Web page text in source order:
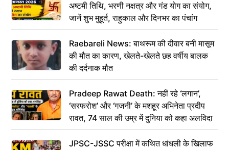
अष्टमी तिथि, भरणी नक्षत्र और गंड योग का संयोग,
जानें शुभ मुहूर्त, राहुकाल और दिनभर का पंचांग
Raebareli News: बाथरूम की दीवार बनी मासूम
की मौत का कारण, खेलते-खेलते छह वर्षीय बालक
की दर्दनाक मौत
Pradeep Rawat Death: नहीं रहे ‘लगान’,
‘सरफरोश’ और ‘गजनी’ के मशहूर अभिनेता प्रदीप
रावत, 74 साल की उम्र में दुनिया को कहा अलविदा
JPSC-JSSC परीक्षा में कथित धांधली के खिलाफ